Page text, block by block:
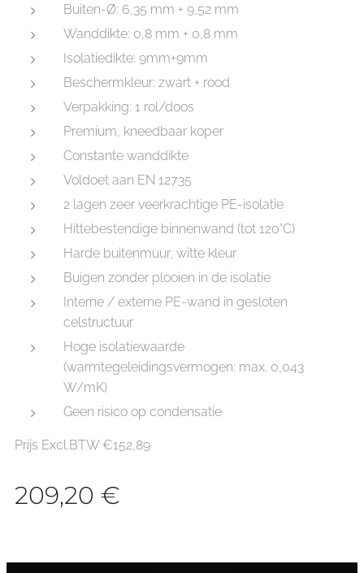
Buiten-Ø: 6,35 mm + 9,52 mm
Wanddikte: 0,8 mm + 0,8 mm
Isolatiedikte: 9mm+9mm
Beschermkleur: zwart + rood
Verpakking: 1 rol/doos
Premium, kneedbaar koper
Constante wanddikte
Voldoet aan EN 12735
2 lagen zeer veerkrachtige PE-isolatie
Hittebestendige binnenwand (tot 120°C)
Harde buitenmuur, witte kleur
Buigen zonder plooien in de isolatie
Interne / externe PE-wand in gesloten
celstructuur
Hoge isolatiewaarde
(warmtegeleidingsvermogen: max. 0,043
W/mK)
Geen risico op condensatie
Prijs Excl.BTW €152,89
209,20 €